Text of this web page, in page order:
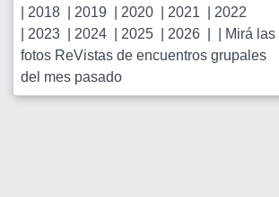
2018 2019 2020 2021
2022
2023 2024 2025 2026
Mirá las
fotos ReVistas de encuentros grupales
del mes pasado